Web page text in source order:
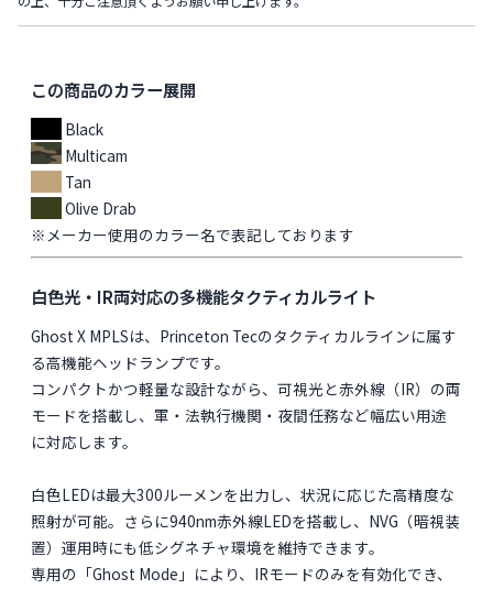
この商品のカラー展開
Black
Multicam
Tan
Olive Drab
※メーカー使用のカラー名で表記しております
白色光・IR両対応の多機能タクティカルライト
Ghost X MPLSは、Princeton Tecのタクティカルラインに属す
る高機能ヘッドランプです。
コンパクトかつ軽量な設計ながら、可視光と赤外線（IR）の両
モードを搭載し、軍・法執行機関・夜間任務など幅広い用途
に対応します。
白色LEDは最大300ルーメンを出力し、状況に応じた高精度な
照射が可能。さらに940nm赤外線LEDを搭載し、NVG（暗視装
置）運用時にも低シグネチャ環境を維持できます。
専用の「Ghost Mode」により、IRモードのみを有効化でき、